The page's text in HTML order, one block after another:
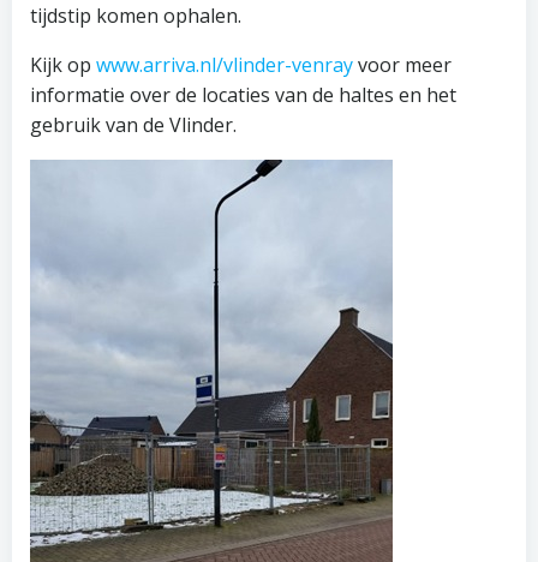
tijdstip komen ophalen.
Kijk op www.arriva.nl/vlinder-venrayvoor meer
informatie over de locaties van de haltes en het
gebruik van de Vlinder.